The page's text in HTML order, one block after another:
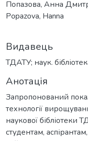
Попазова, Анна
Popazova, Hanna
Видавець
ТДАТУ; наук.
Анотація
Запропонований
технології
наукової бібліотеки
студентам,